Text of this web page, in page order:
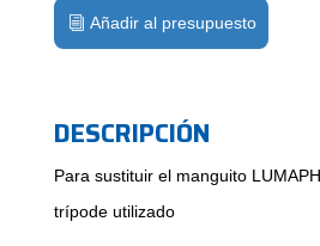
Añadir al presupuesto
DESCRIPCIÓN
Para sustituir el manguito
trípode utilizado